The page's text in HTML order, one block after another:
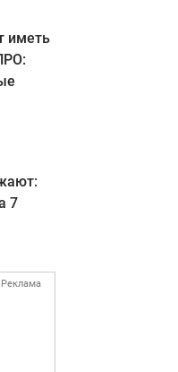
иметь
7
Реклама